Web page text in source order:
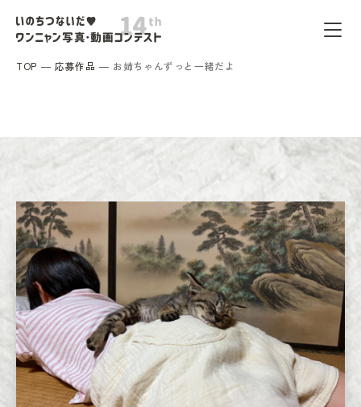
TOP 応募作品 お姉ちゃんずっと一緒だよ